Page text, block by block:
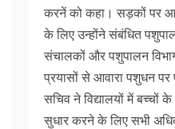
करनें को कहा। सड़कों पर
के लिए उन्होंने संबंधित
संचालकों और पशुपालन
प्रयासों से आवारा पशुधन पर
सचिव ने विद्यालयों में बच्चों
सुधार करने के लिए सभी